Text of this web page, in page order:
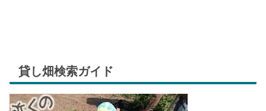
貸し畑検索ガイド